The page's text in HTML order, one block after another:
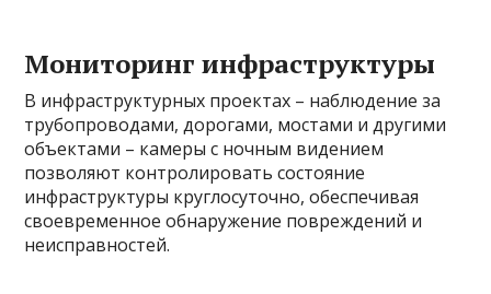
Мониторинг инфраструктуры
В инфраструктурных проектах – наблюдение за
трубопроводами, дорогами, мостами и другими
объектами – камеры с ночным видением
позволяют контролировать состояние
инфраструктуры круглосуточно, обеспечивая
своевременное обнаружение повреждений и
неисправностей.